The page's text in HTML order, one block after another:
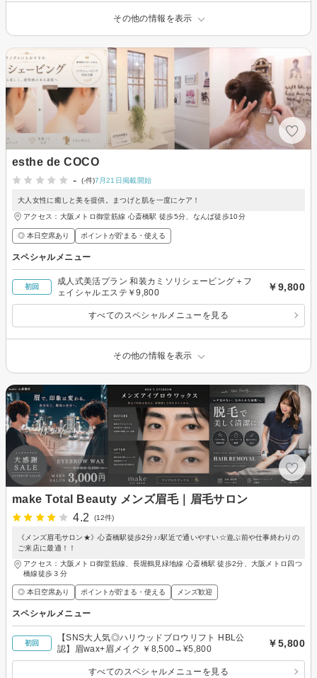
その他の情報を表示
esthe de COCO
-
(-件)7月21日掲載開始
大人女性に癒しと美を提供。まつげと肌を一度にケア！
アクセス：大阪メトロ御堂筋線 心斎橋駅 徒歩5分、なんば徒歩10分
◎ 本日空席あり ポイントが貯まる・使える
スペシャルメニュー
初回
成人式美活プラン 和装カミソリシェービング＋フ
ェイシャルエステ￥9,800
￥9,800
すべてのスペシャルメニューを見る
その他の情報を表示
make Total Beauty メンズ眉毛｜眉毛サロン
4.2
(12件)
《メンズ眉毛サロン★》心斎橋駅徒歩2分♪♪駅近で通いやすい☆遊ぶ前や仕事終わりの
ご来店に最適！！
アクセス：大阪メトロ御堂筋線、長堀鶴見緑地線 心斎橋駅 徒歩2分、大阪メトロ四つ
橋線徒歩３分
◎ 本日空席あり ポイントが貯まる・使える メンズ歓迎
スペシャルメニュー
初回
【SNS大人気◎ハリウッドブロウリフト HBL公
認】眉wax+眉メイク ￥8,500→¥5,800
￥5,800
すべてのスペシャルメニューを見る